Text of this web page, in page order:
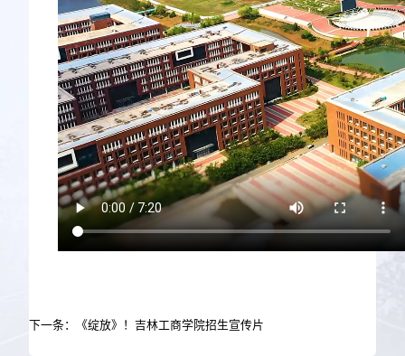
下一条：《绽放》！吉林工商学院招生宣传片